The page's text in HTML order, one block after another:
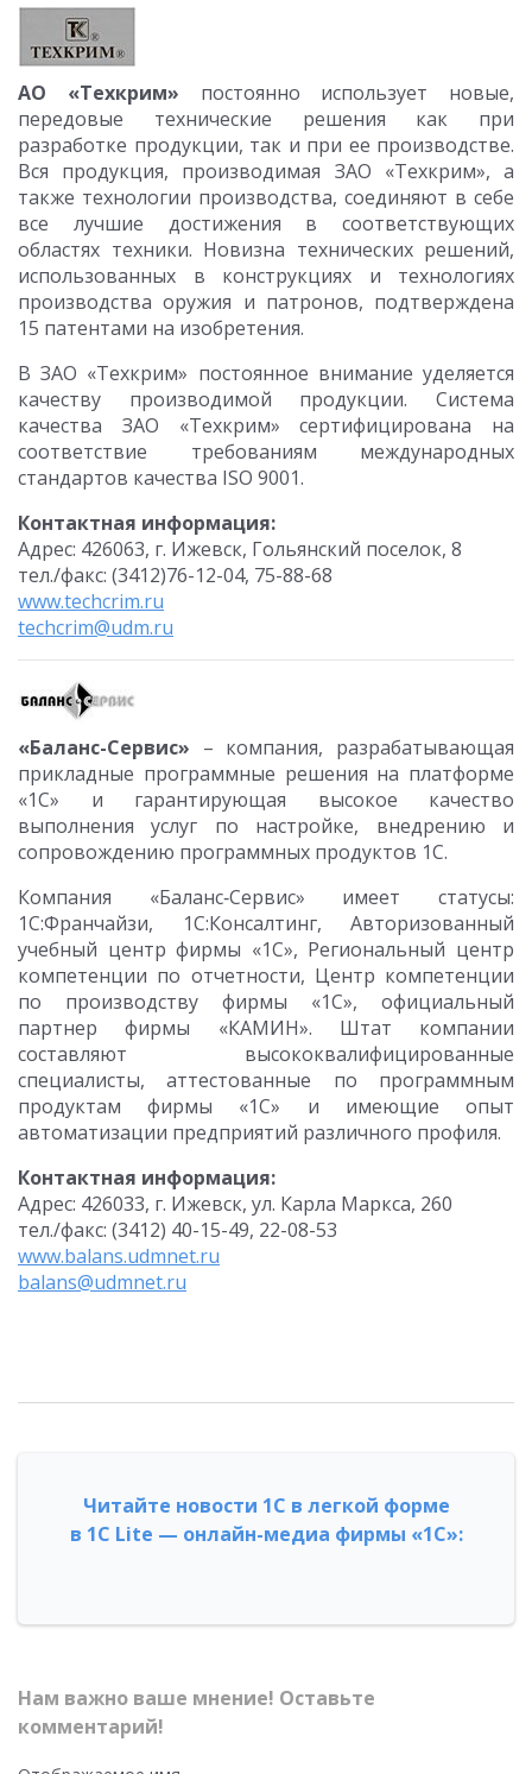
АО «Техкрим» постоянно использует новые,
передовые технические решения как при
разработке продукции, так и при ее производстве.
Вся продукция, производимая ЗАО «Техкрим», а
также технологии производства, соединяют в себе
все лучшие достижения в соответствующих
областях техники. Новизна технических решений,
использованных в конструкциях и технологиях
производства оружия и патронов, подтверждена
15 патентами на изобретения.
В ЗАО «Техкрим» постоянное внимание уделяется
качеству производимой продукции. Система
качества ЗАО «Техкрим» сертифицирована на
соответствие требованиям международных
стандартов качества ISO 9001.
Контактная информация:
Адрес: 426063, г. Ижевск, Гольянский поселок, 8
тел./факс: (3412)76-12-04, 75-88-68
www.techcrim.ru
techcrim@udm.ru
«Баланс-Сервис» – компания, разрабатывающая
прикладные программные решения на платформе
«1С» и гарантирующая высокое качество
выполнения услуг по настройке, внедрению и
сопровождению программных продуктов 1С.
Компания «Баланс‑Сервис» имеет статусы:
1С:Франчайзи, 1C:Консалтинг, Авторизованный
учебный центр фирмы «1С», Региональный центр
компетенции по отчетности, Центр компетенции
по производству фирмы «1С», официальный
партнер фирмы «КАМИН». Штат компании
составляют высококвалифицированные
специалисты, аттестованные по программным
продуктам фирмы «1С» и имеющие опыт
автоматизации предприятий различного профиля.
Контактная информация:
Адрес: 426033, г. Ижевск, ул. Карла Маркса, 260
тел./факс: (3412) 40-15-49, 22-08-53
www.balans.udmnet.ru
balans@udmnet.ru
Читайте новости 1С в легкой форме
в 1С Lite — онлайн-медиа фирмы «1С»:
Нам важно ваше мнение! Оставьте
комментарий!